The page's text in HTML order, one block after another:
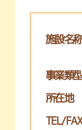
施設名称
事業類型
所在地
TEL/FAX